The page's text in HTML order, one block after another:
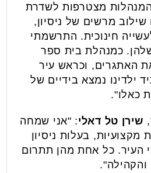
מצטרפות לשדרת
שילוב מרשים של ניסיון,
חינוכית. התרשמתי
כמנהלת בית ספר
האתגרים, וכראש עיר
ילדינו נמצא בידיים של
כאלו".
שירן טל דאלי: "אני שמחה
בעלות ניסיון
העיר. כל אחת מהן תתרום